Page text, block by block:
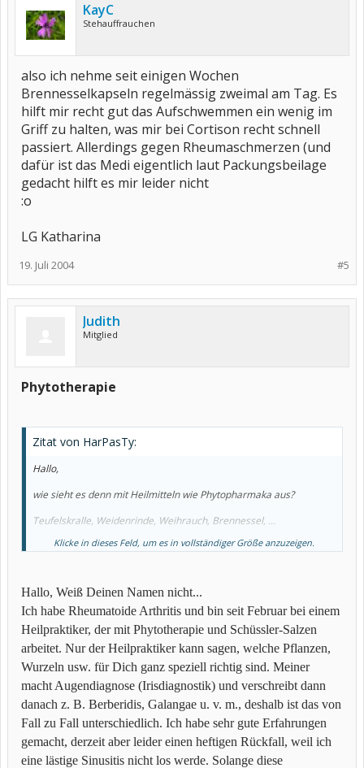
KayC
Stehauffrauchen
also ich nehme seit einigen Wochen
Brennesselkapseln regelmässig zweimal am Tag. Es
hilft mir recht gut das Aufschwemmen ein wenig im
Griff zu halten, was mir bei Cortison recht schnell
passiert. Allerdings gegen Rheumaschmerzen (und
dafür ist das Medi eigentlich laut Packungsbeilage
gedacht hilft es mir leider nicht
:o
LG Katharina
#5
19. Juli 2004
Judith
Mitglied
Phytotherapie
Zitat von HarPasTy:
Hallo,
wie sieht es denn mit Heilmitteln wie Phytopharmaka aus?
Teufelskralle, Weidenrinde, Weihrauch, Brennessel, ...
Hat schon mal jemand gute Erfahrungen damit gemacht?
nicht aus ...
Kann man diese Mittel auch kombinieren um eine starke Wirkung
hervorzurufen? Oder überwiegen dann die Nebenwirkungen?
Konntet jemand schon eine Basistherapie ersetzen?
Wer hat hiermit Erfahrungen?
Klicke in dieses Feld, um es in vollständiger Größe anzuzeigen.
Hallo, Weiß Deinen Namen nicht...
Ich habe Rheumatoide Arthritis und bin seit Februar bei einem
Heilpraktiker, der mit Phytotherapie und Schüssler-Salzen
arbeitet. Nur der Heilpraktiker kann sagen, welche Pflanzen,
Wurzeln usw. für Dich ganz speziell richtig sind. Meiner
macht Augendiagnose (Irisdiagnostik) und verschreibt dann
danach z. B. Berberidis, Galangae u. v. m., deshalb ist das von
Fall zu Fall unterschiedlich. Ich habe sehr gute Erfahrungen
gemacht, derzeit aber leider einen heftigen Rückfall, weil ich
eine lästige Sinusitis nicht los werde. Solange diese